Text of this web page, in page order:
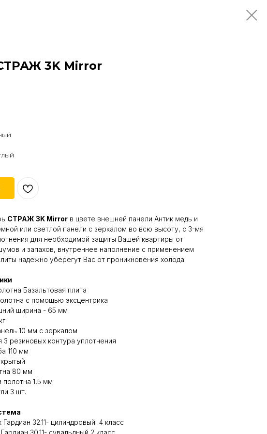
3K Mirror
СТРАЖ 3K Mirror в цвете внешней панели Антик медь и
или светлой панели с зеркалом во всю высоту, с 3-мя
для необходимой защиты Вашей квартиры от
и запахов, внутреннее наполнение с применением
надежно уберегут Вас от проникновения холода.
Базальтовая плита
с помощью эксцентрика
ширина - 65 мм
10 мм с зеркалом
3 резиновых контура уплотнения
110 мм
80 мм
полотна 1,5 мм
3 шт.
32.11- цилиндровый 4 класс